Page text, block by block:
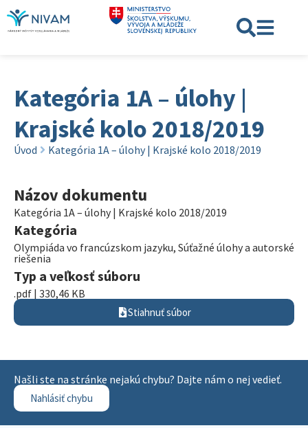
Kategória 1A – úlohy |
Krajské kolo 2018/2019
Úvod Kategória 1A – úlohy | Krajské kolo 2018/2019
Názov dokumentu
Kategória 1A – úlohy | Krajské kolo 2018/2019
Kategória
Olympiáda vo francúzskom jazyku, Súťažné úlohy a autorské
riešenia
Typ a veľkosť súboru
.pdf | 330,46 KB
Stiahnuť súbor
Našli ste na stránke nejakú chybu? Dajte nám o nej vedieť.
Nahlásiť chybu